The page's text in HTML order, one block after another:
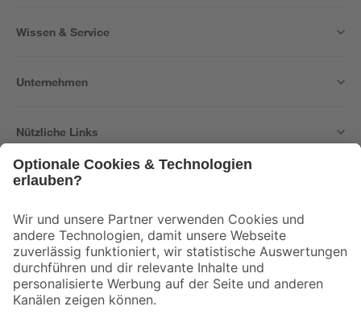
Wissen & Service
Unternehmen
Nützliche Links
Der toom Newsletter: Keine Angebote und Aktionen mehr verpassen!
Zur Newsletter Anmeldung
Folge uns